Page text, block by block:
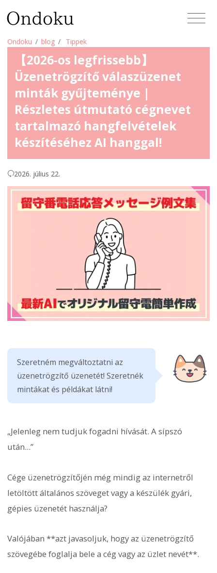
Ondoku blog Tippek
【2026-os legfrissebb】
Üzenetrögzítő válaszüzenet
minták gyűjteménye |
Részletes útmutató cégnevet
tartalmazó hangfelvételek
készítéséhez AI hanggal!
2026. július 22.
Szeretném megváltoztatni az
üzenetrögzítő üzenetét! Szeretnék
mintákat és példákat látni!
„Jelenleg nem tudjuk fogadni hívását. A sípszó
után...”
Cége üzenetrögzítőjén még mindig az internetről
letöltött általános szöveget vagy a készülék gyári,
gépies üzenetét használja?
Valójában **azt javasoljuk, hogy az üzenetrögzítő
szövegébe foglalja bele a cég vagy az üzlet nevét**.